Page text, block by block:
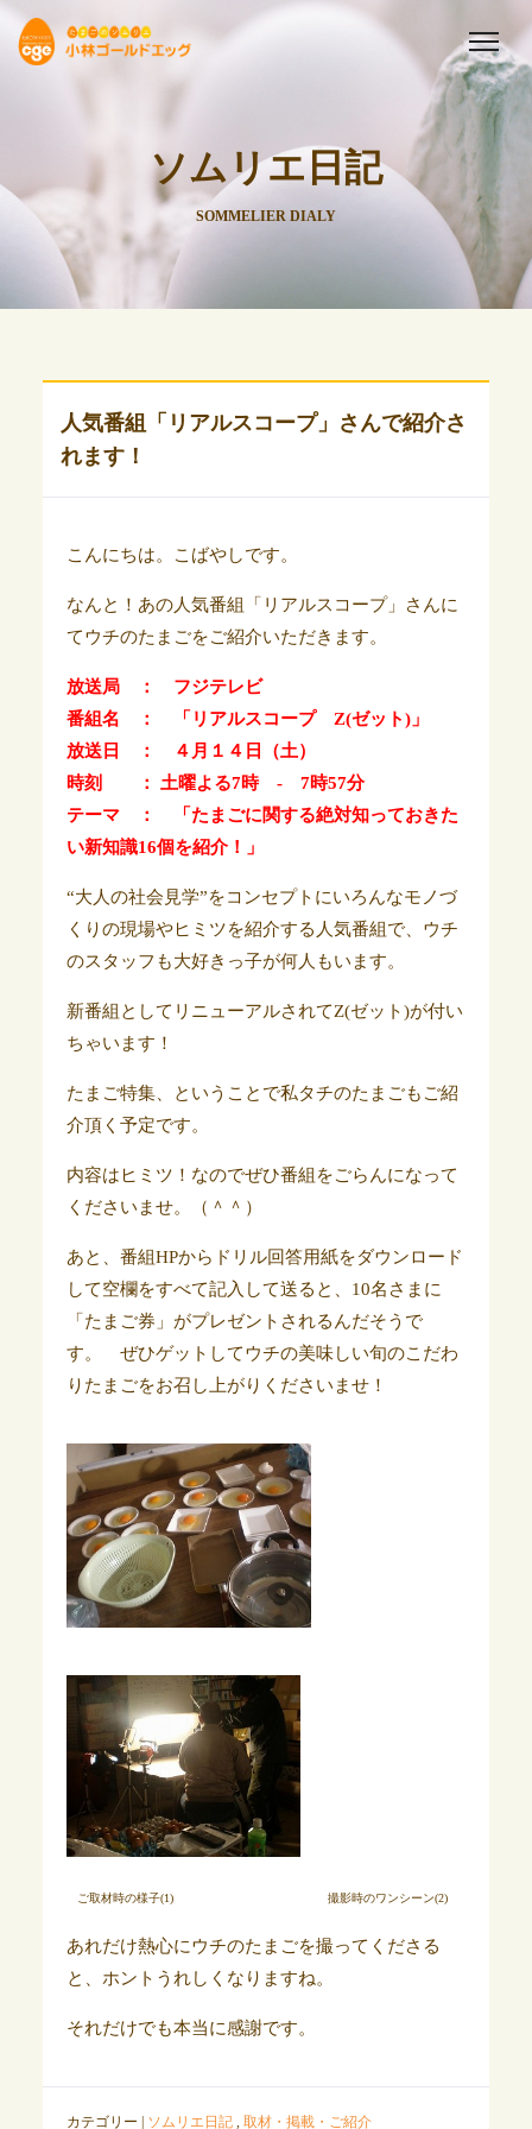
ソムリエ日記
SOMMELIER DIALY
人気番組「リアルスコープ」さんで紹介さ
れます！
こんにちは。こばやしです。
なんと！あの人気番組「リアルスコープ」さんに
てウチのたまごをご紹介いただきます。
放送局 ： フジテレビ
番組名 ： 「リアルスコープ Z(ゼット)」
放送日 ： ４月１４日（土）
時刻 ： 土曜よる7時 - 7時57分
テーマ ： 「たまごに関する絶対知っておきた
い新知識16個を紹介！」
“大人の社会見学”をコンセプトにいろんなモノづ
くりの現場やヒミツを紹介する人気番組で、ウチ
のスタッフも大好きっ子が何人もいます。
新番組としてリニューアルされてZ(ゼット)が付い
ちゃいます！
たまご特集、ということで私タチのたまごもご紹
介頂く予定です。
内容はヒミツ！なのでぜひ番組をごらんになって
くださいませ。（＾＾）
あと、番組HPからドリル回答用紙をダウンロード
して空欄をすべて記入して送ると、10名さまに
「たまご券」がプレゼントされるんだそうで
す。 ぜひゲットしてウチの美味しい旬のこだわ
りたまごをお召し上がりくださいませ！
ご取材時の様子(1) 撮影時のワンシーン(2)
あれだけ熱心にウチのたまごを撮ってくださる
と、ホントうれしくなりますね。
それだけでも本当に感謝です。
カテゴリー | ソムリエ日記, 取材・掲載・ご紹介